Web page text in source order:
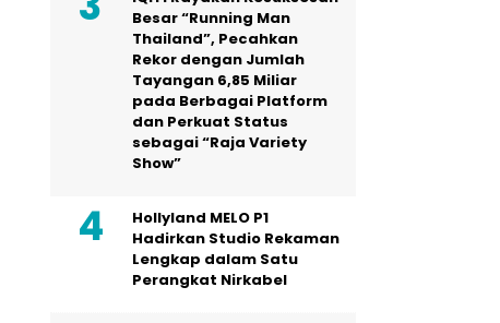
Besar “Running Man
Thailand”, Pecahkan
Rekor dengan Jumlah
Tayangan 6,85 Miliar
pada Berbagai Platform
dan Perkuat Status
sebagai “Raja Variety
Show”
Hollyland MELO P1
Hadirkan Studio Rekaman
Lengkap dalam Satu
Perangkat Nirkabel